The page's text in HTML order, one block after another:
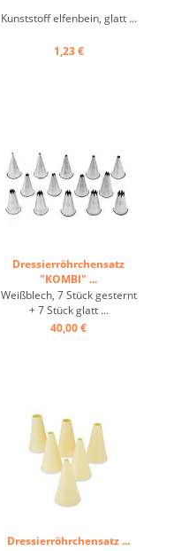
Kunststoff elfenbein, glatt ...
1,23 €
Dressierröhrchensatz
"KOMBI" ...
Weißblech, 7 Stück gesternt
+ 7 Stück glatt ...
40,00 €
Dressierröhrchensatz ...